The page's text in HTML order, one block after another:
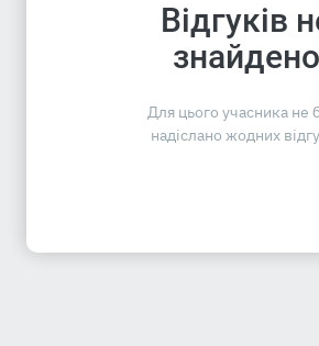
Відгуків
знайдено
Для цього учасника не
надіслано жодних